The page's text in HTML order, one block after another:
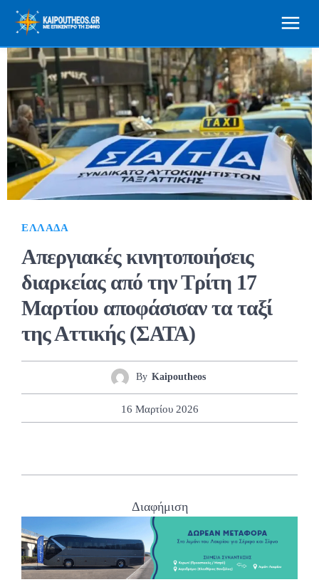
ΕΛΛΆΔΑ
Απεργιακές κινητοποιήσεις
διαρκείας από την Τρίτη 17
Μαρτίου αποφάσισαν τα ταξί
της Αττικής (ΣΑΤΑ)
By Kaipoutheos
16 Μαρτίου 2026
Διαφήμιση